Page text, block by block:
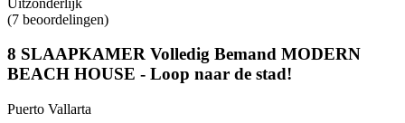
(7 beoordelingen)
8 SLAAPKAMER Volledig Bemand MODERN
BEACH HOUSE - Loop naar de stad!
Puerto Vallarta